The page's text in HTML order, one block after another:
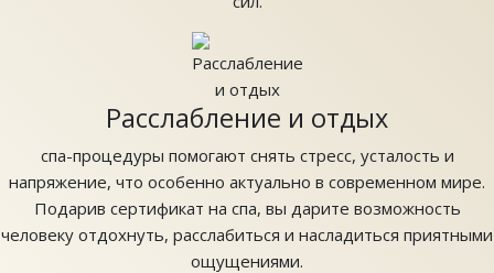
Расслабление и отдых
спа-процедуры помогают снять стресс, усталость и
напряжение, что особенно актуально в современном мире.
Подарив сертификат на спа, вы дарите возможность
человеку отдохнуть, расслабиться и насладиться приятными
ощущениями.